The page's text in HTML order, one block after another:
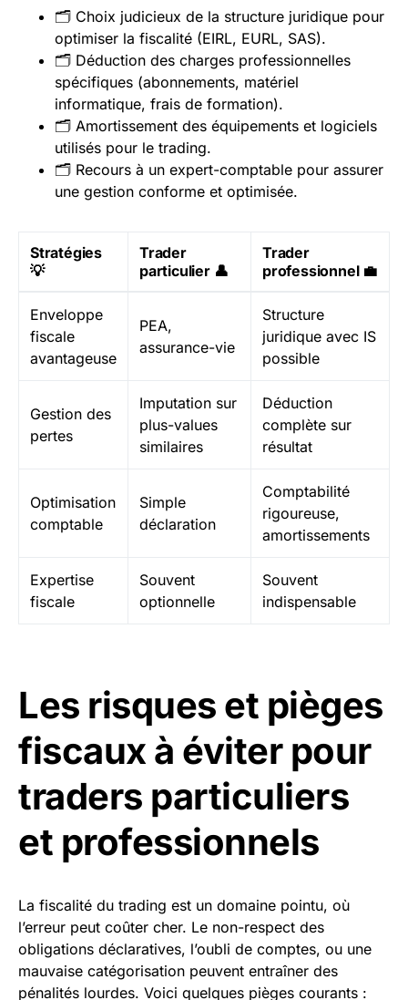
🗂️ Choix judicieux de la structure juridique pour
optimiser la fiscalité (EIRL, EURL, SAS).
🗂️ Déduction des charges professionnelles
spécifiques (abonnements, matériel
informatique, frais de formation).
🗂️ Amortissement des équipements et logiciels
utilisés pour le trading.
🗂️ Recours à un expert-comptable pour assurer
une gestion conforme et optimisée.
Stratégies
💡
Trader
particulier 👤
Trader
professionnel 💼
Enveloppe
fiscale
avantageuse
PEA,
assurance-vie
Structure
juridique avec IS
possible
Gestion des
pertes
Imputation sur
plus-values
similaires
Déduction
complète sur
résultat
Optimisation
comptable
Simple
déclaration
Comptabilité
rigoureuse,
amortissements
Expertise
fiscale
Souvent
optionnelle
Souvent
indispensable
Les risques et pièges
fiscaux à éviter pour
traders particuliers
et professionnels
La fiscalité du trading est un domaine pointu, où
l’erreur peut coûter cher. Le non-respect des
obligations déclaratives, l’oubli de comptes, ou une
mauvaise catégorisation peuvent entraîner des
pénalités lourdes. Voici quelques pièges courants :